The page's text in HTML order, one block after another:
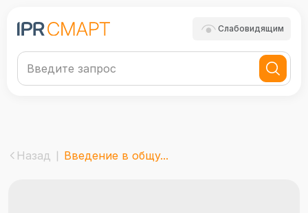
Слабовидящим
Назад Введение в общу...